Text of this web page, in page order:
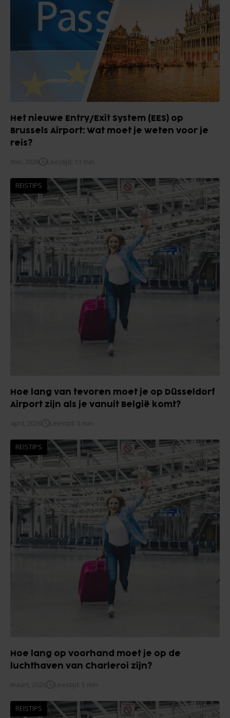
Het nieuwe Entry/Exit System (EES) op
Brussels Airport: Wat moet je weten voor je
reis?
mei, 2026 Leestijd: 11 min
REISTIPS
Hoe lang van tevoren moet je op Düsseldorf
Airport zijn als je vanuit België komt?
april, 2026 Leestijd: 5 min
REISTIPS
Hoe lang op voorhand moet je op de
luchthaven van Charleroi zijn?
maart, 2026 Leestijd: 5 min
REISTIPS